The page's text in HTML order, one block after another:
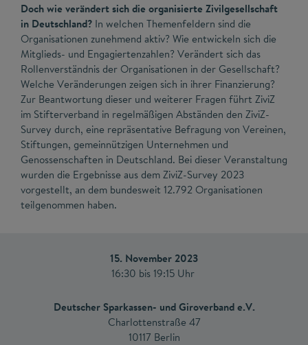
Doch wie verändert sich die organisierte Zivilgesellschaft
in Deutschland? In welchen Themenfeldern sind die
Organisationen zunehmend aktiv? Wie entwickeln sich die
Mitglieds- und Engagiertenzahlen? Verändert sich das
Rollenverständnis der Organisationen in der Gesellschaft?
Welche Veränderungen zeigen sich in ihrer Finanzierung?
Zur Beantwortung dieser und weiterer Fragen führt ZiviZ
im Stifterverband in regelmäßigen Abständen den ZiviZ-
Survey durch, eine repräsentative Befragung von Vereinen,
Stiftungen, gemeinnützigen Unternehmen und
Genossenschaften in Deutschland. Bei dieser Veranstaltung
wurden die Ergebnisse aus dem ZiviZ-Survey 2023
vorgestellt, an dem bundesweit 12.792 Organisationen
teilgenommen haben.
15. November 2023
16:30 bis 19:15 Uhr
Deutscher Sparkassen- und Giroverband e.V.
Charlottenstraße 47
10117 Berlin